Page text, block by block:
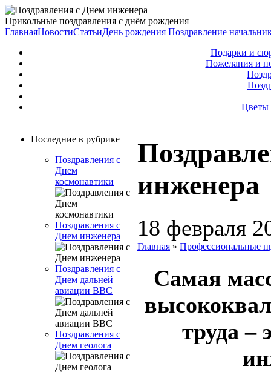
Прикольные поздравления с днём рождения
ГлавнаяНовостиСтатьиДень рождения Поздравление
Подарки и
Пожелания и
Цветы
Последние в рубрике
Поздравления с
Днем
космонавтики
Поздравления с
Днем инженера
Поздравления с
Днем дальней
авиации ВВС
Поздравления с
Днем геолога
инженера
18 февраля
Главная » Профессиональные
Самая
труда –